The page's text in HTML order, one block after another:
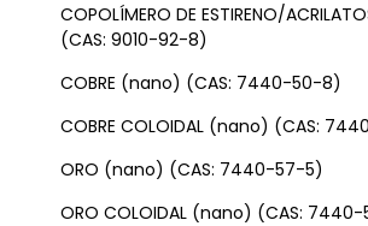
COPOLÍMERO DE ESTIRENO/
(CAS: 9010-92-8)
COBRE (nano) (CAS: 7440-50-8)
COBRE COLOIDAL (nano) (CAS:
ORO (nano) (CAS: 7440-57-5)
ORO COLOIDAL (nano) (CAS: